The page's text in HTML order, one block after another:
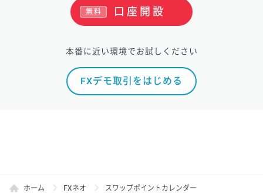
口座開設
無料
本番に近い環境でお試しください
FXデモ取引をはじめる
ホーム FXネオ スワップポイントカレンダー